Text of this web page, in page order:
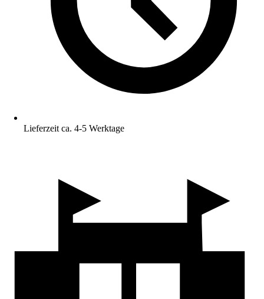
Lieferzeit ca. 4-5 Werktage